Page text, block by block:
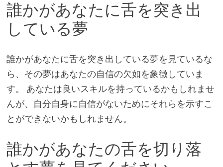
誰かがあなたに舌を突き出
している夢
誰かがあなたに舌を突き出している夢を見ているな
ら、その夢はあなたの自信の欠如を象徴していま
す。 あなたは良いスキルを持っているかもしれませ
んが、自分自身に自信がないためにそれらを示すこ
とができないかもしれません。
誰かがあなたの舌を切り落